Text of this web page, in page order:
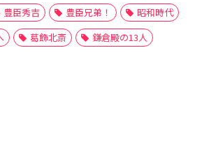
豊臣秀吉 豊臣兄弟！
昭和時代
葛飾北斎 鎌倉殿の13人